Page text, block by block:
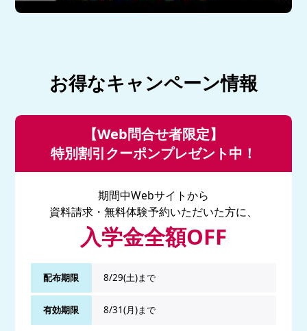
お得なキャンペーン情報
【Web問合せ者限定】
特別割引クーポンプレゼント中！
期間中Webサイトから
資料請求・無料体験予約いただいた方に、
入学金全額OFF
配布期限 8/29(土)まで
有効期限 8/31(月)まで